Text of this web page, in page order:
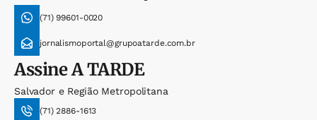
(71) 99601-0020
jornalismoportal@grupoatarde.com.br
AssineA TARDE
Salvador e Região Metropolitana
(71) 2886-1613